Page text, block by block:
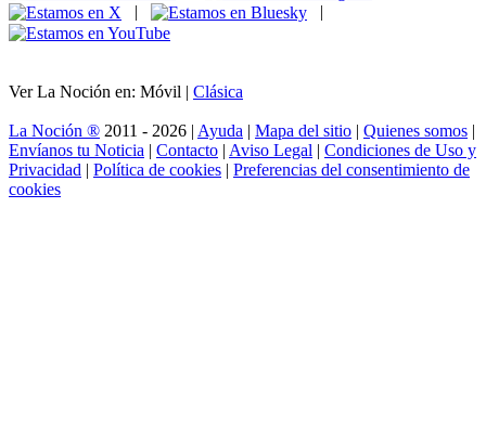
|
|
Ver La Noción en: Móvil | Clásica
La Noción ® 2011 - 2026 | Ayuda | Mapa del sitio | Quienes somos |
Envíanos tu Noticia | Contacto | Aviso Legal | Condiciones de Uso y
Privacidad | Política de cookies | Preferencias del consentimiento de
cookies